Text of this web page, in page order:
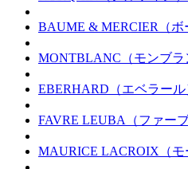
BAUME & MERCIER（ボ
MONTBLANC（モンブラ
EBERHARD（エベラール
FAVRE LEUBA（ファー
MAURICE LACROIX（モ